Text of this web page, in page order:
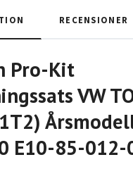
RECENSIONER
Pro-Kit
VW
E10-85-012-